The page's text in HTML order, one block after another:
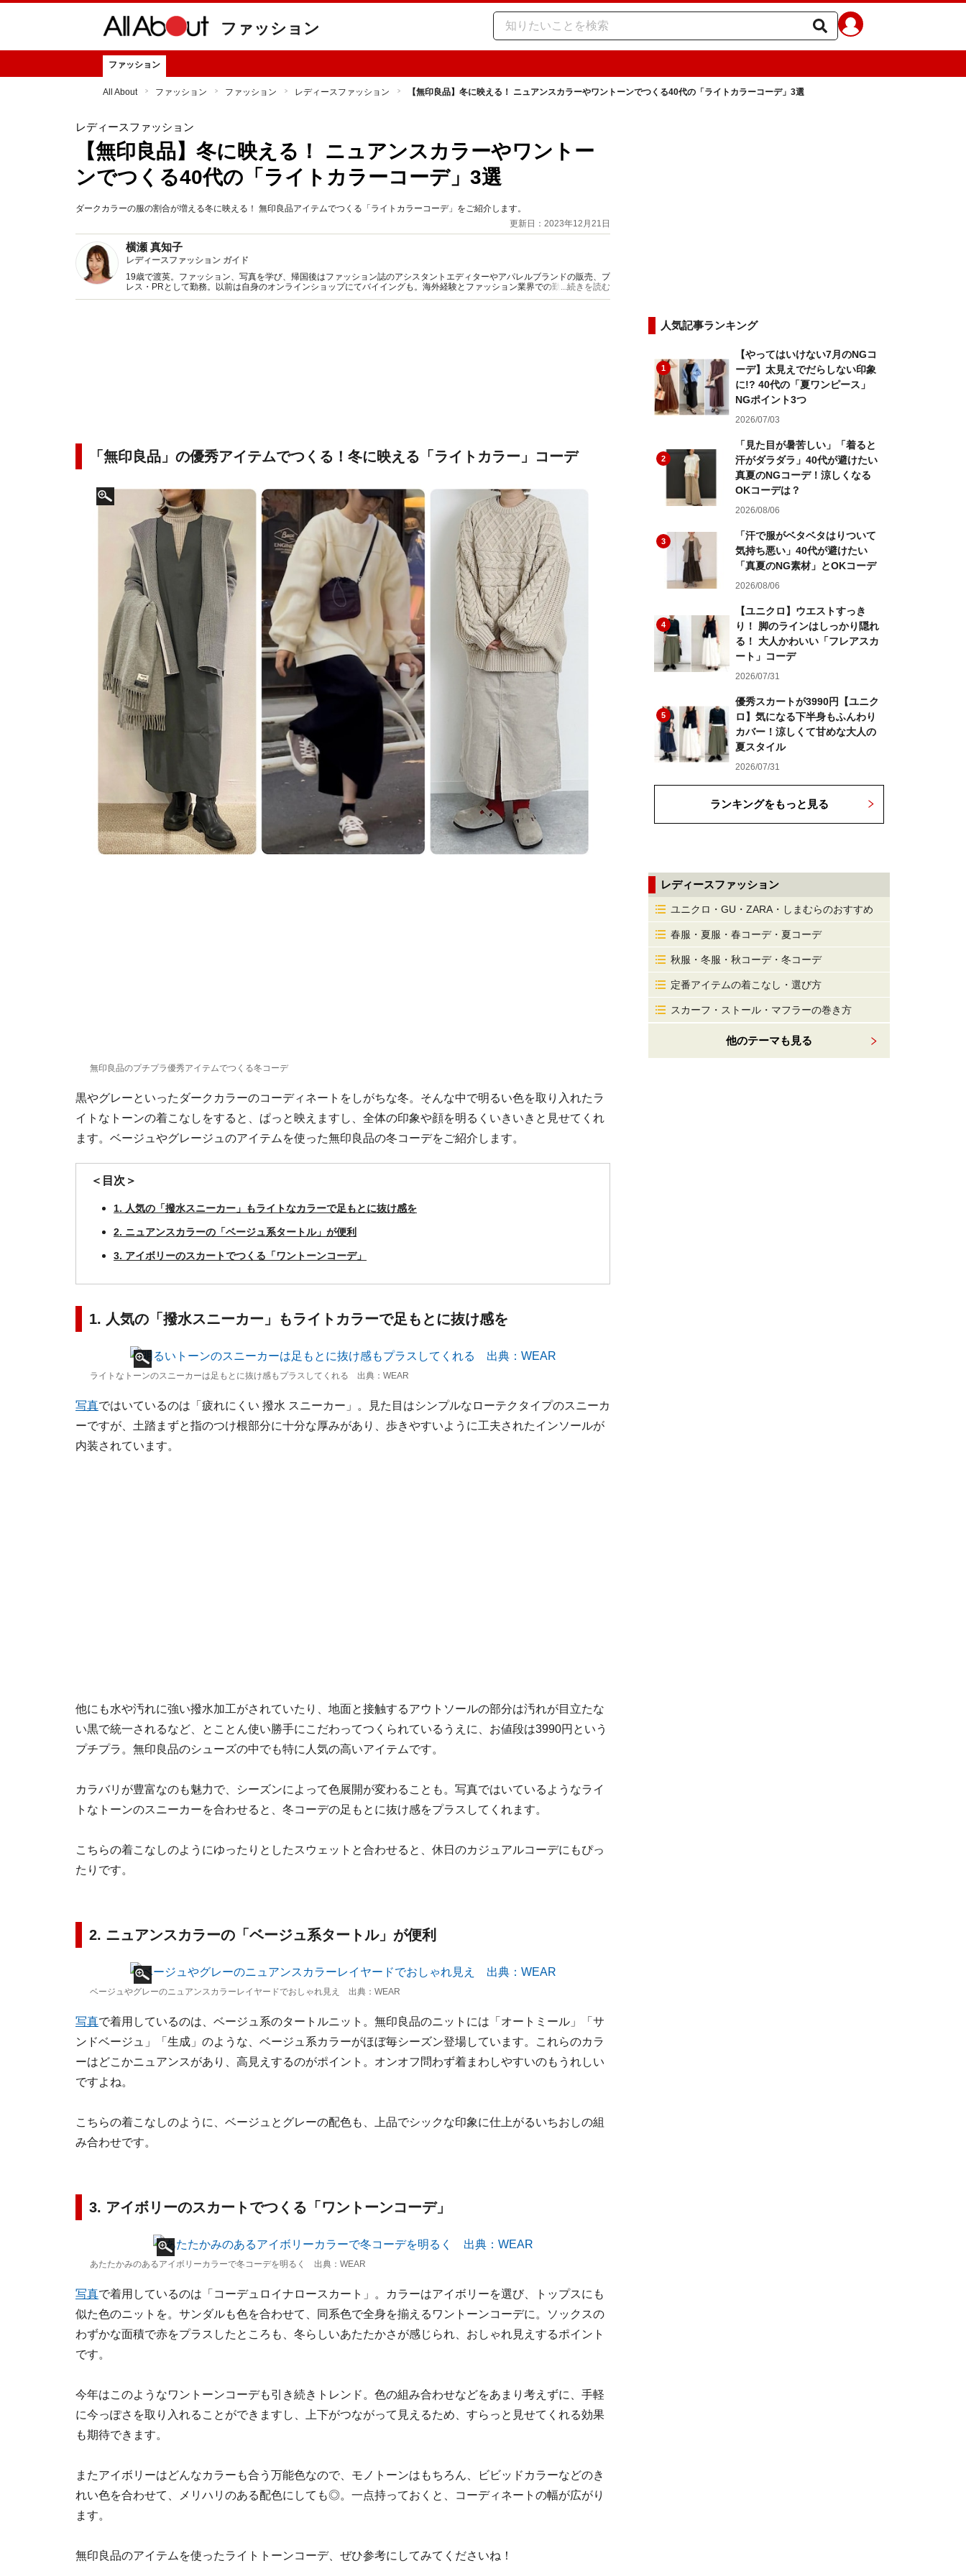
ファッション
ファッション
All About ファッション ファッション レディースファッション 【無印良品】冬に映える！ ニュアンスカラーやワントーンでつくる40代の「ライトカラーコーデ」3選
レディースファッション
【無印良品】冬に映える！ ニュアンスカラーやワントー
ンでつくる40代の「ライトカラーコーデ」3選
ダークカラーの服の割合が増える冬に映える！ 無印良品アイテムでつくる「ライトカラーコーデ」をご紹介します。
更新日：2023年12月21日
横瀬 真知子
レディースファッション ガイド
19歳で渡英。ファッション、写真を学び、帰国後はファッション誌のアシスタントエディターやアパレルブランドの販売、プ
レス・PRとして勤務。以前は自身のオンラインショップにてバイイングも。海外経験とファッション業界での勤務経験から
得た知識をもとに、フレッシュなファッション情報をご提供します。
...続きを読む
「無印良品」の優秀アイテムでつくる！冬に映える「ライトカラー」コーデ
無印良品のプチプラ優秀アイテムでつくる冬コーデ
黒やグレーといったダークカラーのコーディネートをしがちな冬。そんな中で明るい色を取り入れたラ
イトなトーンの着こなしをすると、ぱっと映えますし、全体の印象や顔を明るくいきいきと見せてくれ
ます。ベージュやグレージュのアイテムを使った無印良品の冬コーデをご紹介します。
＜目次＞
1. 人気の「撥水スニーカー」もライトなカラーで足もとに抜け感を
2. ニュアンスカラーの「ベージュ系タートル」が便利
3. アイボリーのスカートでつくる「ワントーンコーデ」
1. 人気の「撥水スニーカー」もライトカラーで足もとに抜け感を
ライトなトーンのスニーカーは足もとに抜け感もプラスしてくれる 出典：WEAR
写真ではいているのは「疲れにくい 撥水 スニーカー」。見た目はシンプルなローテクタイプのスニーカ
ーですが、土踏まずと指のつけ根部分に十分な厚みがあり、歩きやすいように工夫されたインソールが
内装されています。
他にも水や汚れに強い撥水加工がされていたり、地面と接触するアウトソールの部分は汚れが目立たな
い黒で統一されるなど、とことん使い勝手にこだわってつくられているうえに、お値段は3990円という
プチプラ。無印良品のシューズの中でも特に人気の高いアイテムです。
カラバリが豊富なのも魅力で、シーズンによって色展開が変わることも。写真ではいているようなライ
トなトーンのスニーカーを合わせると、冬コーデの足もとに抜け感をプラスしてくれます。
こちらの着こなしのようにゆったりとしたスウェットと合わせると、休日のカジュアルコーデにもぴっ
たりです。
2. ニュアンスカラーの「ベージュ系タートル」が便利
ベージュやグレーのニュアンスカラーレイヤードでおしゃれ見え 出典：WEAR
写真で着用しているのは、ベージュ系のタートルニット。無印良品のニットには「オートミール」「サ
ンドベージュ」「生成」のような、ベージュ系カラーがほぼ毎シーズン登場しています。これらのカラ
ーはどこかニュアンスがあり、高見えするのがポイント。オンオフ問わず着まわしやすいのもうれしい
ですよね。
こちらの着こなしのように、ベージュとグレーの配色も、上品でシックな印象に仕上がるいちおしの組
み合わせです。
3. アイボリーのスカートでつくる「ワントーンコーデ」
あたたかみのあるアイボリーカラーで冬コーデを明るく 出典：WEAR
写真で着用しているのは「コーデュロイナロースカート」。カラーはアイボリーを選び、トップスにも
似た色のニットを。サンダルも色を合わせて、同系色で全身を揃えるワントーンコーデに。ソックスの
わずかな面積で赤をプラスしたところも、冬らしいあたたかさが感じられ、おしゃれ見えするポイント
です。
今年はこのようなワントーンコーデも引き続きトレンド。色の組み合わせなどをあまり考えずに、手軽
に今っぽさを取り入れることができますし、上下がつながって見えるため、すらっと見せてくれる効果
も期待できます。
またアイボリーはどんなカラーも合う万能色なので、モノトーンはもちろん、ビビッドカラーなどのき
れい色を合わせて、メリハリのある配色にしても◎。一点持っておくと、コーディネートの幅が広がり
ます。
無印良品のアイテムを使ったライトトーンコーデ、ぜひ参考にしてみてくださいね！
人気記事ランキング
1
【やってはいけない7月のNGコ
ーデ】太見えでだらしない印象
に!? 40代の「夏ワンピース」
NGポイント3つ
2026/07/03
2
「見た目が暑苦しい」「着ると
汗がダラダラ」40代が避けたい
真夏のNGコーデ！涼しくなる
OKコーデは？
2026/08/06
3
「汗で服がベタベタはりついて
気持ち悪い」40代が避けたい
「真夏のNG素材」とOKコーデ
2026/08/06
4
【ユニクロ】ウエストすっき
り！ 脚のラインはしっかり隠れ
る！ 大人かわいい「フレアスカ
ート」コーデ
2026/07/31
5
優秀スカートが3990円【ユニク
ロ】気になる下半身もふんわり
カバー！涼しくて甘めな大人の
夏スタイル
2026/07/31
ランキングをもっと見る
レディースファッション
ユニクロ・GU・ZARA・しまむらのおすすめ
春服・夏服・春コーデ・夏コーデ
秋服・冬服・秋コーデ・冬コーデ
定番アイテムの着こなし・選び方
スカーフ・ストール・マフラーの巻き方
他のテーマも見る